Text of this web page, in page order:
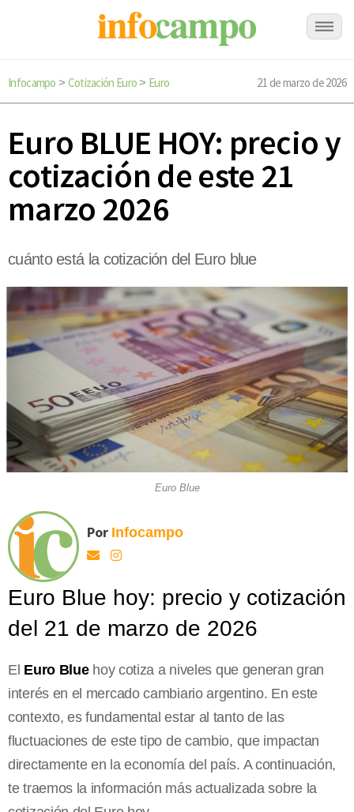
Infocampo > Cotización Euro> Euro 21 de marzo de 2026
Euro BLUE HOY: precio y
cotización de este 21
marzo 2026
cuánto está la cotización del Euro blue
Euro Blue
Por Infocampo
Euro Blue hoy: precio y cotización
del 21 de marzo de 2026
El Euro Bluehoy cotiza a niveles que generan gran
interés en el mercado cambiario argentino. En este
contexto, es fundamental estar al tanto de las
fluctuaciones de este tipo de cambio, que impactan
directamente en la economía del país. A continuación,
te traemos la información más actualizada sobre la